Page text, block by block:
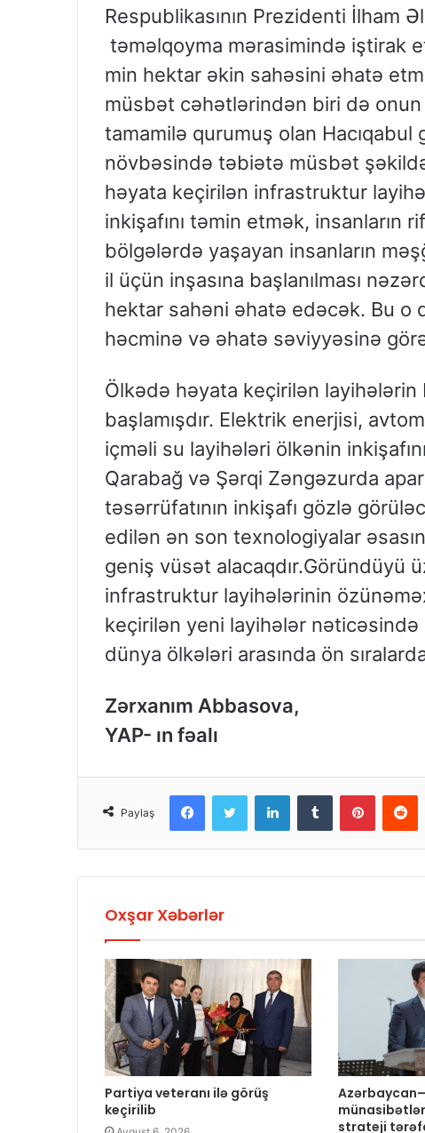
Respublikasının Prezidenti İlham
təməlqoyma mərasimində iştirak
min hektar əkin sahəsini əhatə
müsbət cəhətlərindən biri də onun
tamamilə qurumuş olan
növbəsində təbiətə müsbət
həyata keçirilən infrastruktur
inkişafını təmin etmək, insanların
bölgələrdə yaşayan insanların
il üçün inşasına başlanılması
hektar sahəni əhatə edəcək. Bu o
həcminə və əhatə səviyyəsinə
Ölkədə həyata keçirilən
başlamışdır. Elektrik enerjisi,
içməli su layihələri ölkənin
Qarabağ və Şərqi Zəngəzurda
təsərrüfatının inkişafı gözlə
edilən ən son texnologiyalar
geniş vüsət alacaqdır.Göründüyü
infrastruktur layihələrinin
keçirilən yeni layihələr
dünya ölkələri arasında ön
Zərxanım Abbasova,
YAP- ın fəalı
Paylaş
Oxşar Xəbərlər
Partiya veteranı ilə görüş
keçirilib
strateji